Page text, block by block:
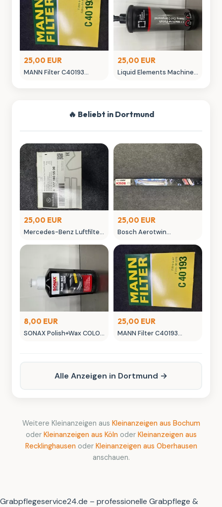
25,00 EUR
MANN Filter C40193
25,00 EUR
Liquid Elements Machine
🔥 Beliebt in Dortmund
25,00 EUR
Mercedes-Benz Luftfilter
Ersatzteil
25,00 EUR
Bosch Aerotwin
neuwertig in OVP
8,00 EUR
SONAX Polish+Wax COLOR
25,00 EUR
MANN Filter C40193
Alle Anzeigen in Dortmund →
Weitere Kleinanzeigen aus Kleinanzeigen aus Bochum
oder Kleinanzeigen aus Kölnoder Kleinanzeigen aus
Recklinghausenoder Kleinanzeigen aus Oberhausen
anschauen.
Grabpflegeservice24.de – professionelle Grabpflege &